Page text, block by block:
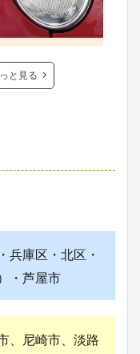
と見る
兵庫区・北区・
・芦屋市
、尼崎市、淡路